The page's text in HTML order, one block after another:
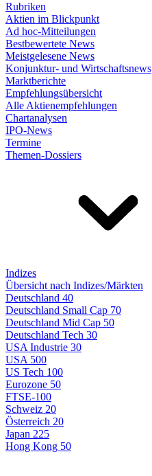
Rubriken
Aktien im Blickpunkt
Ad hoc-Mitteilungen
Bestbewertete News
Meistgelesene News
Konjunktur- und Wirtschaftsnews
Marktberichte
Empfehlungsübersicht
Alle Aktienempfehlungen
Chartanalysen
IPO-News
Termine
Themen-Dossiers
Indizes
Übersicht nach Indizes/Märkten
Deutschland 40
Deutschland Small Cap 70
Deutschland Mid Cap 50
Deutschland Tech 30
USA Industrie 30
USA 500
US Tech 100
Eurozone 50
FTSE-100
Schweiz 20
Österreich 20
Japan 225
Hong Kong 50